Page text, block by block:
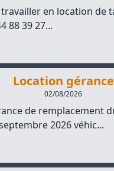
travailler en location de
88 39 27...
Location gérance
02/08/2026
de remplacement
2026 véhic...